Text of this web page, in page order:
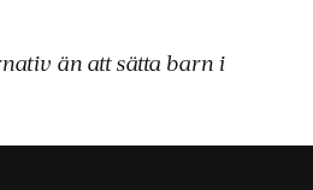
än att sätta barn i